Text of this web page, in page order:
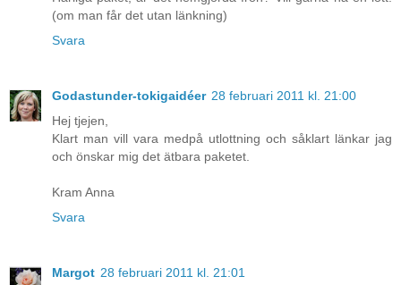
(om man får det utan länkning)
Svara
Godastunder-tokigaidéer 28 februari 2011 kl. 21:00
Hej tjejen,
Klart man vill vara medpå utlottning och såklart länkar jag
och önskar mig det ätbara paketet.
Kram Anna
Svara
Margot 28 februari 2011 kl. 21:01